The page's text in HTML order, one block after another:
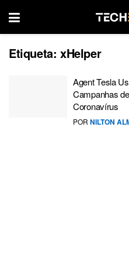
Etiqueta: xHelper
Agent Tesla
Campanhas
Coronavírus
POR NILTON